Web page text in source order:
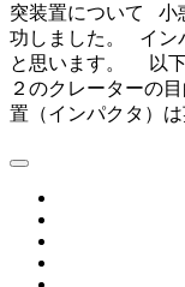
突装置について 小
功しました。 イン
と思います。 以下
２のクレーターの
置（インパクタ）は